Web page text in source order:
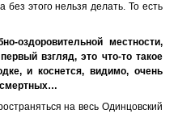
этого нельзя делать. То есть
местности,
взгляд, это что-то такое
и коснется, видимо, очень
смертных…
на весь Одинцовский